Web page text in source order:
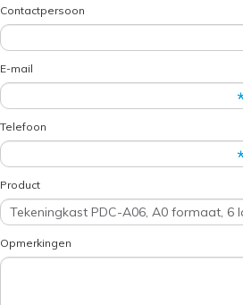
Contactpersoon
E-mail
Telefoon
Product
Opmerkingen